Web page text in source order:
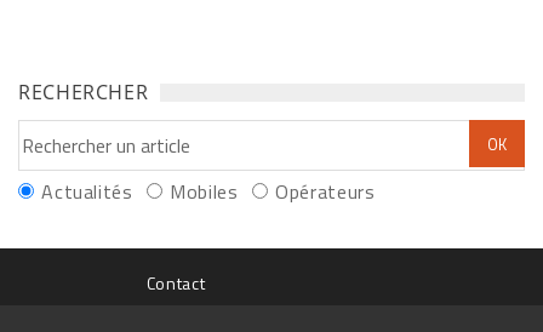
RECHERCHER
Actualités Mobiles Opérateurs
Contact